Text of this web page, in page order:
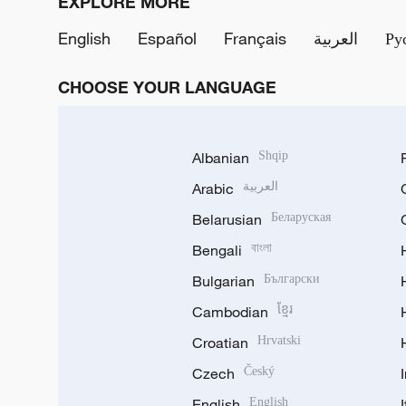
English
Español Français العربية
CHOOSE YOUR LANGUAGE
Albanian Shqip
Arabic العربية
Belarusian Беларуская
Bengali বাংলা
Bulgarian Български
Cambodian ខ្មែរ
Croatian Hrvatski
Czech Český
English